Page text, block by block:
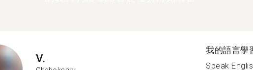
V.
我的語言學
Speak